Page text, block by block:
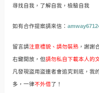
尋找自我，了解自我，檢驗自我
如有合作提案請來信：
留言請注意禮貌、請勿裝熟，謝謝
右鍵開放，但請勿私自下載本人的
凡發現盜用盜連者會追究到底，我
多，一律不外借了！